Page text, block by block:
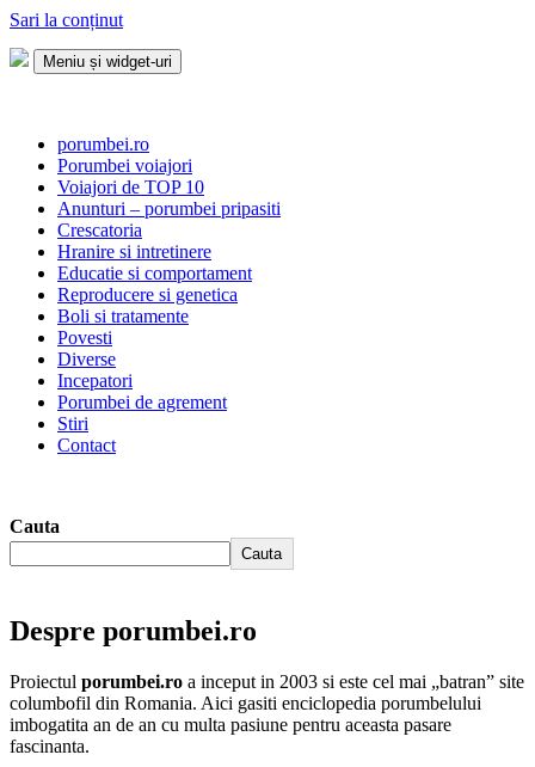
Sari la conținut
Meniu și widget-uri
porumbei.ro
Porumbei voiajori
Voiajori de TOP 10
Anunturi – porumbei pripasiti
Crescatoria
Hranire si intretinere
Educatie si comportament
Reproducere si genetica
Boli si tratamente
Povesti
Diverse
Incepatori
Porumbei de agrement
Stiri
Contact
Cauta
Cauta
Despre porumbei.ro
Proiectul porumbei.ro a inceput in 2003 si este cel mai „batran” site
columbofil din Romania. Aici gasiti enciclopedia porumbelului
imbogatita an de an cu multa pasiune pentru aceasta pasare
fascinanta.